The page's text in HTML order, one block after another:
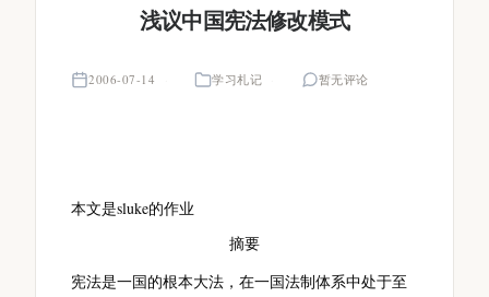
浅议中国宪法修改模式
2006-07-14 学习札记 暂无评论
本文是sluke的作业
摘要
宪法是一国的根本大法，在一国法制体系中处于至